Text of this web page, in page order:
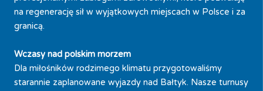
na regenerację sił w wyjątkowych miejscach w Polsce i za
granicą.
Wczasy nad polskim morzem
Dla miłośników rodzimego klimatu przygotowaliśmy
starannie zaplanowane wyjazdy nad Bałtyk. Nasze turnusy